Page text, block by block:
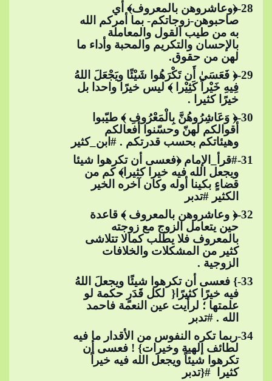
28-﴿وعاشروهن بالمعروف﴾ أي
صاحبوهن-زوجاتكم- بما أمركم الله
به من طيب القول والمعاملة
بالإحسان والتكريم والمحبة وأداء ما
لهن​​ من حقوق.
29-﴿ فَعَسَىٰ أَن تَكْرَهُوا شَيْئًا ويَجْعَلَ اللهُ
فِيهِ خَيْراً كَثِيْرا ﴾ ليس خيرًا واحدا بل
خيرًا كثيرا .
30-﴿ وَعَاشِرُوهُنَّ بِالْمَعْرُوفِ ﴾ طيّبوا
أقوالكم لهنّ وحسّنوا أفعالكم
وهيئاتكم بحسب قدرتكم .​​ #ابن_كثير
31
-#قرأ_الإمام ​​ ﴿فعسى أن تكرهوا شيئا
ويجعل الله فيه خيرا كثيرا﴾ كم من
قضاءٍ بكينا أوله وكان آخره الخير
الكثير​​ #تدبر
32-﴿ وعاشروهن بالمعروف ﴾ قاعدة
حين يتعامل الزوج مع زوجته
بالمعروف فلا يطلب كمالا تتلاشى
كثير من المشكلات والخلافات
الزوجية .
33-} فعسى أن تكرهوا شيئًا ويجعلَ اللهُ
فيه خيرًا كثيرًا{ ​​ لكل قَدَرٍ حكمة لو
علمتها ؛​​ لرأيت عين النعمة فاحمد
الله .​​ #تدبر
34-ربما تكره النفوس من الأقدار ما فيه
لطائف إلهية وخيرات} ! فعسى أن
تكرهوا شيئاً ويجعل الله فيه خيراً
كثيرا ​​ #{تدبر